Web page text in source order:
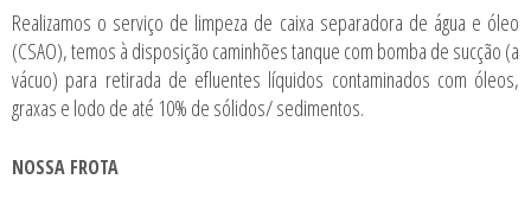
Realizamos o serviço de limpeza de caixa separadora de água e óleo
(CSAO), temos à disposição caminhões tanque com bomba de sucção (a
vácuo) para retirada de efluentes líquidos contaminados com óleos,
graxas e lodo de até 10% de sólidos/ sedimentos.
NOSSA FROTA